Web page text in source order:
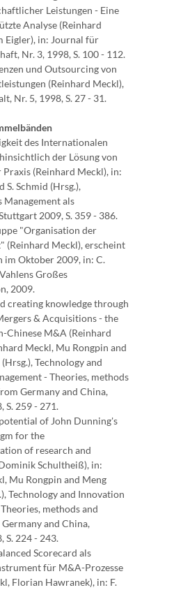
Leistungen - Eine
Analyse (Reinhard
Eigler), in: Journal für
Nr. 3, 1998, S. 100 - 112.
und Outsourcing von
(Reinhard Meckl),
Nr. 5, 1998, S. 27 - 31.
des Internationalen
der Lösung von
(Reinhard Meckl), in:
S. Schmid (Hrsg.),
als
2009, S. 359 - 386.
"Organisation der
(Reinhard Meckl), erscheint
im Oktober 2009, in: C.
Großes
2009.
creating knowledge through
& Acquisitions - the
Chinese M&A (Reinhard
Meckl, Mu Rongpin and
Technology and
- Theories, methods
Germany and China,
S. 259 - 271.
of John Dunning's
for the
of research and
Schultheiß), in:
Mu Rongpin and Meng
Technology and Innovation
methods and
and China,
S. 224 - 243.
Scorecard als
für M&A-Prozesse
Florian Hawranek), in: F.